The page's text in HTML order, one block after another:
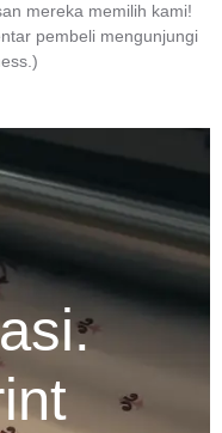
mereka memilih kami!
pembeli mengunjungi